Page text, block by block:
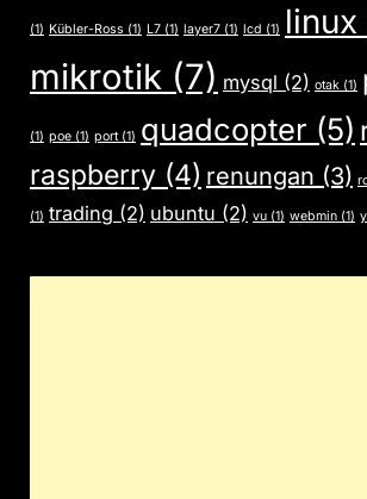
(1) Kübler-Ross (1) L7 (1) layer7 (1) lcd (1) linux
mikrotik (7) mysql (2) otak (1)
(1) poe (1) port(1) quadcopter (5)
raspberry (4) renungan (3)
(1) trading (2) ubuntu (2) vu (1) webmin (1)